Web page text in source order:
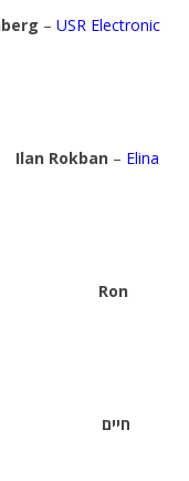
– USR Electronic
Ilan Rokban – Elina
Ron
חיים